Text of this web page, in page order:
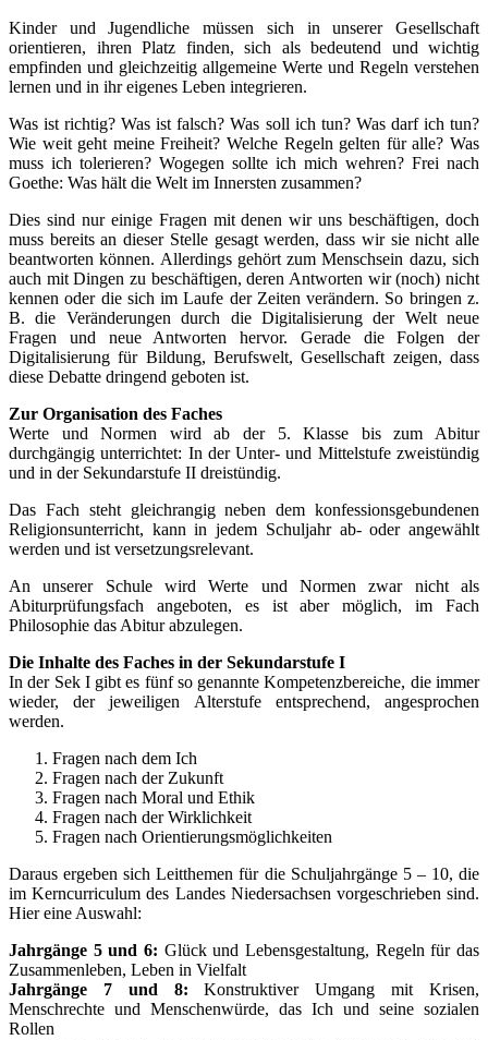
Kinder und Jugendliche müssen sich in unserer Gesellschaft
orientieren, ihren Platz finden, sich als bedeutend und wichtig
empfinden und gleichzeitig allgemeine Werte und Regeln verstehen
lernen und in ihr eigenes Leben integrieren.
Was ist richtig? Was ist falsch? Was soll ich tun? Was darf ich tun?
Wie weit geht meine Freiheit? Welche Regeln gelten für alle? Was
muss ich tolerieren? Wogegen sollte ich mich wehren? Frei nach
Goethe: Was hält die Welt im Innersten zusammen?
Dies sind nur einige Fragen mit denen wir uns beschäftigen, doch
muss bereits an dieser Stelle gesagt werden, dass wir sie nicht alle
beantworten können. Allerdings gehört zum Menschsein dazu, sich
auch mit Dingen zu beschäftigen, deren Antworten wir (noch) nicht
kennen oder die sich im Laufe der Zeiten verändern. So bringen z.
B. die Veränderungen durch die Digitalisierung der Welt neue
Fragen und neue Antworten hervor. Gerade die Folgen der
Digitalisierung für Bildung, Berufswelt, Gesellschaft zeigen, dass
diese Debatte dringend geboten ist.
Zur Organisation des Faches
Werte und Normen wird ab der 5. Klasse bis zum Abitur
durchgängig unterrichtet: In der Unter- und Mittelstufe zweistündig
und in der Sekundarstufe II dreistündig.
Das Fach steht gleichrangig neben dem konfessionsgebundenen
Religionsunterricht, kann in jedem Schuljahr ab- oder angewählt
werden und ist versetzungsrelevant.
An unserer Schule wird Werte und Normen zwar nicht als
Abiturprüfungsfach angeboten, es ist aber möglich, im Fach
Philosophie das Abitur abzulegen.
Die Inhalte des Faches in der Sekundarstufe I
In der Sek I gibt es fünf so genannte Kompetenzbereiche, die immer
wieder, der jeweiligen Alterstufe entsprechend, angesprochen
werden.
Fragen nach dem Ich
Fragen nach der Zukunft
Fragen nach Moral und Ethik
Fragen nach der Wirklichkeit
Fragen nach Orientierungsmöglichkeiten
Daraus ergeben sich Leitthemen für die Schuljahrgänge 5 – 10, die
im Kerncurriculum des Landes Niedersachsen vorgeschrieben sind.
Hier eine Auswahl:
Jahrgänge 5 und 6: Glück und Lebensgestaltung, Regeln für das
Zusammenleben, Leben in Vielfalt
Jahrgänge 7 und 8: Konstruktiver Umgang mit Krisen,
Menschrechte und Menschenwürde, das Ich und seine sozialen
Rollen